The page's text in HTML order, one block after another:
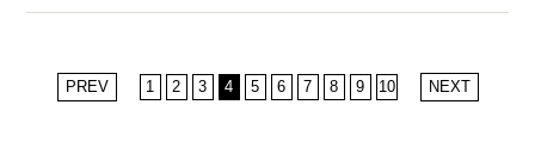
PREV 1 2 3 4 5 6 7 8 9 10 NEXT